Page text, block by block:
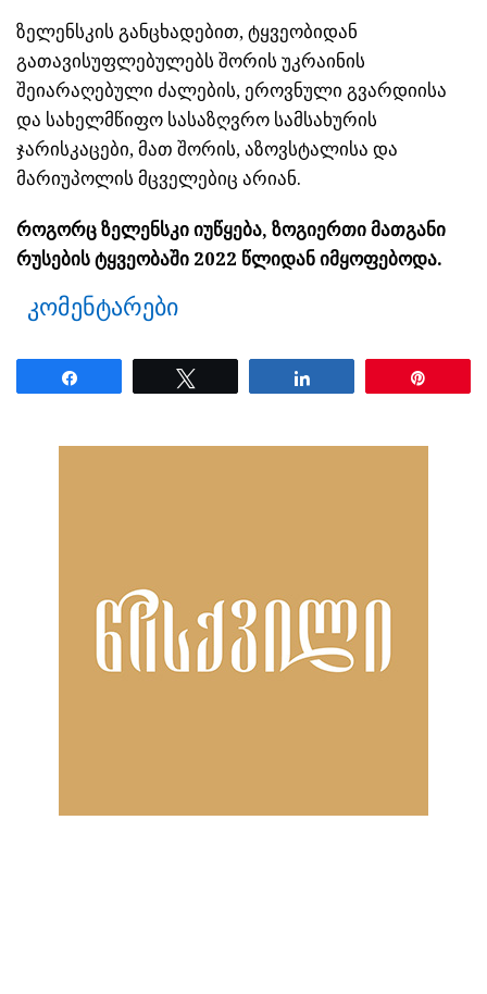
ზელენსკის განცხადებით, ტყვეობიდან
გათავისუფლებულებს შორის უკრაინის
შეიარაღებული ძალების, ეროვნული გვარდიისა
და სახელმწიფო სასაზღვრო სამსახურის
ჯარისკაცები, მათ შორის, აზოვსტალისა და
მარიუპოლის მცველებიც არიან.
როგორც ზელენსკი იუწყება, ზოგიერთი მათგანი
რუსების ტყვეობაში 2022 წლიდან იმყოფებოდა.
კომენტარები